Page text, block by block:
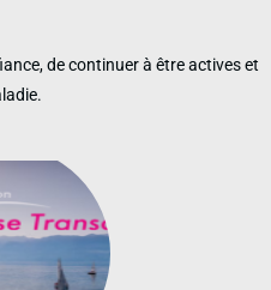
de continuer à être actives et